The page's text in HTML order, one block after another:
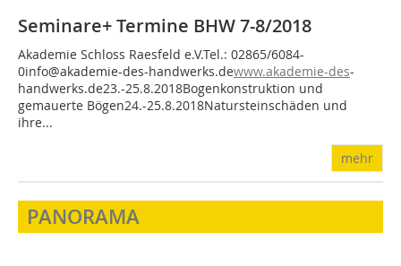
Seminare+ Termine BHW 7-8/2018
Akademie Schloss Raesfeld e.V.Tel.: 02865/6084-
0info@akademie-des-handwerks.dewww.akademie-des-
handwerks.de23.-25.8.2018Bogenkonstruktion und
gemauerte Bögen24.-25.8.2018Natursteinschäden und
ihre...
mehr
PANORAMA